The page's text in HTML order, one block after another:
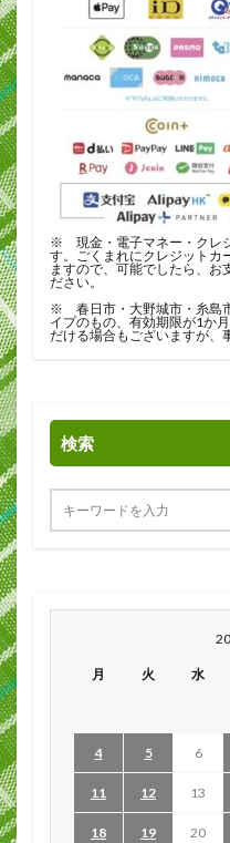
※ 現金・電子マネー・クレ
す。ごくまれにクレジットカ
ますので、可能でしたら、お
ださい。
※ 春日市・大野城市・糸島
イプのもの、有効期限が1か
だける場合もございますが、
検索
月 火 水
4 5 6
11 12 13
18 19 20